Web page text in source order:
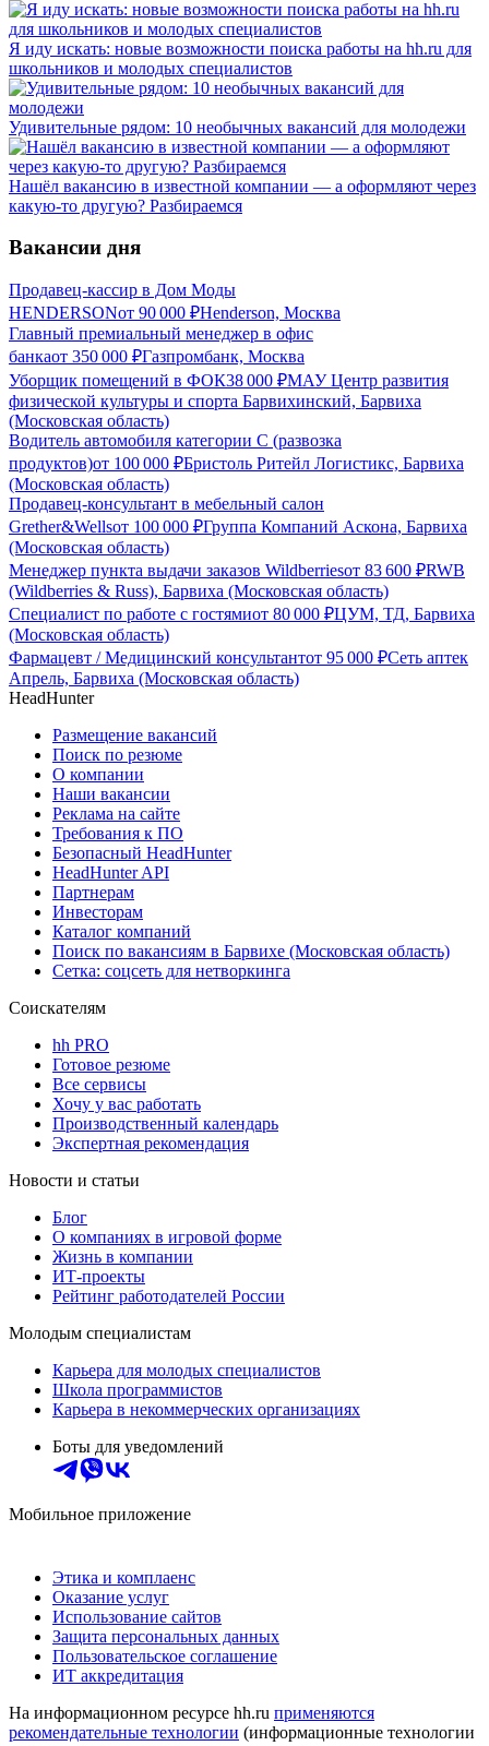
Я иду искать: новые возможности поиска работы на hh.ru для
школьников и молодых специалистов
Удивительные рядом: 10 необычных вакансий для молодежи
Нашёл вакансию в известной компании — а оформляют через
какую-то другую? Разбираемся
Вакансии дня
Продавец-кассир в Дом Моды
HENDERSONот 90 000 ₽Henderson, Москва
Главный премиальный менеджер в офис
банкаот 350 000 ₽Газпромбанк, Москва
Уборщик помещений в ФОК38 000 ₽МАУ Центр развития
физической культуры и спорта Барвихинский, Барвиха
(Московская область)
Водитель автомобиля категории C (развозка
продуктов)от 100 000 ₽Бристоль Ритейл Логистикс, Барвиха
(Московская область)
Продавец-консультант в мебельный салон
Grether&Wellsот 100 000 ₽Группа Компаний Аскона, Барвиха
(Московская область)
Менеджер пункта выдачи заказов Wildberriesот 83 600 ₽RWB
(Wildberries & Russ), Барвиха (Московская область)
Специалист по работе с гостямиот 80 000 ₽ЦУМ, ТД, Барвиха
(Московская область)
Фармацевт / Медицинский консультантот 95 000 ₽Сеть аптек
Апрель, Барвиха (Московская область)
HeadHunter
Размещение вакансий
Поиск по резюме
О компании
Наши вакансии
Реклама на сайте
Требования к ПО
Безопасный HeadHunter
HeadHunter API
Партнерам
Инвесторам
Каталог компаний
Поиск по вакансиям в Барвихе (Московская область)
Сетка: соцсеть для нетворкинга
Соискателям
hh PRO
Готовое резюме
Все сервисы
Хочу у вас работать
Производственный календарь
Экспертная рекомендация
Новости и статьи
Блог
О компаниях в игровой форме
Жизнь в компании
ИТ-проекты
Рейтинг работодателей России
Молодым специалистам
Карьера для молодых специалистов
Школа программистов
Карьера в некоммерческих организациях
Боты для уведомлений
Мобильное приложение
Этика и комплаенс
Оказание услуг
Использование сайтов
Защита персональных данных
Пользовательское соглашение
ИТ аккредитация
На информационном ресурсе hh.ru применяются
рекомендательные технологии (информационные технологии